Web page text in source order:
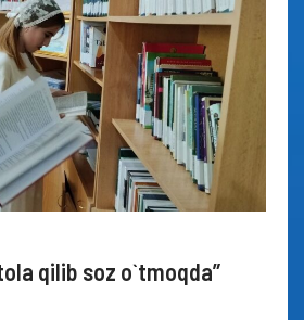
qilib soz o`tmoqda”